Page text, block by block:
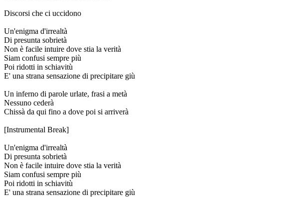
Discorsi che ci uccidono
Un'enigma d'irrealtà
Di presunta sobrietà
Non è facile intuire dove stia la verità
Siam confusi sempre più
Poi ridotti in schiavitù
E' una strana sensazione di precipitare giù
Un inferno di parole urlate, frasi a metà
Nessuno cederà
Chissà da qui fino a dove poi si arriverà
[Instrumental Break]
Un'enigma d'irrealtà
Di presunta sobrietà
Non è facile intuire dove stia la verità
Siam confusi sempre più
Poi ridotti in schiavitù
E' una strana sensazione di precipitare giù